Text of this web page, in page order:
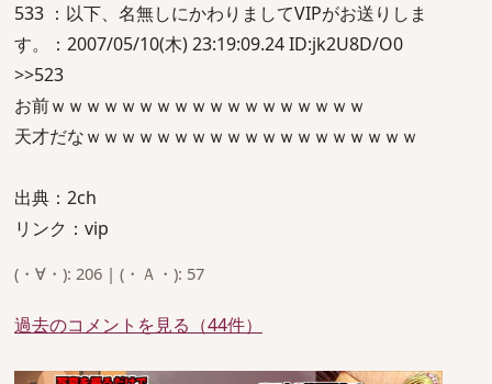
533 ：以下、名無しにかわりましてVIPがお送りしま
す。：2007/05/10(木) 23:19:09.24 ID:jk2U8D/O0
>>523
お前ｗｗｗｗｗｗｗｗｗｗｗｗｗｗｗｗｗｗ
天才だなｗｗｗｗｗｗｗｗｗｗｗｗｗｗｗｗｗｗｗ
出典：2ch
リンク：vip
(・∀・): 206 | (・Ａ・): 57
過去のコメントを見る（44件）